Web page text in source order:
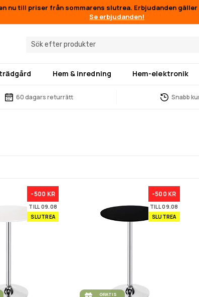
nu till priser från sommarens slutrea. Erbjudanden gäller
Se erbjudanden!
Hem & inredning Hem-elektronik
60 dagars returrätt Snabb
-500 KR
TILL 09.08
SLUTREA
-500 KR
TILL 09.08
SLUTREA
GRATIS